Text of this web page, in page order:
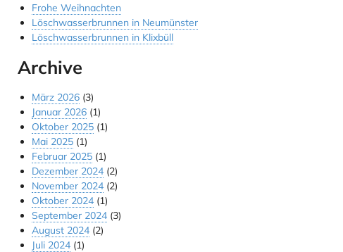
Frohe Weihnachten
Löschwasserbrunnen in Neumünster
Löschwasserbrunnen in Klixbüll
Archive
März 2026 (3)
Januar 2026 (1)
Oktober 2025 (1)
Mai 2025 (1)
Februar 2025 (1)
Dezember 2024 (2)
November 2024 (2)
Oktober 2024 (1)
September 2024 (3)
August 2024 (2)
Juli 2024 (1)